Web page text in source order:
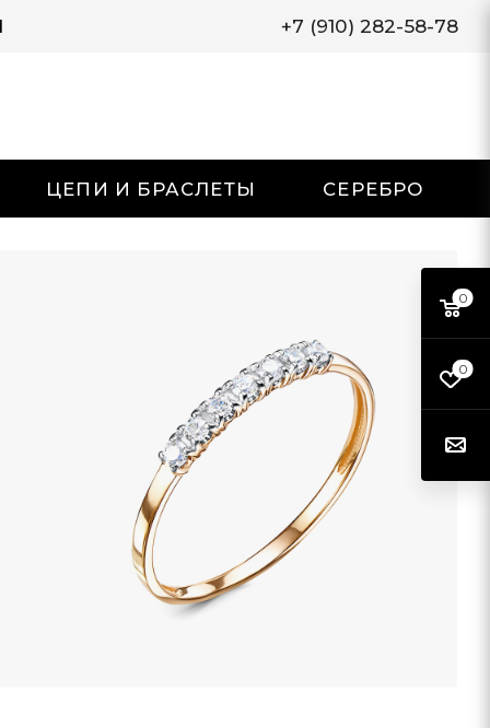
+7 (910) 282-58-78
ЦЕПИ И БРАСЛЕТЫ СЕРЕБРО
0
0